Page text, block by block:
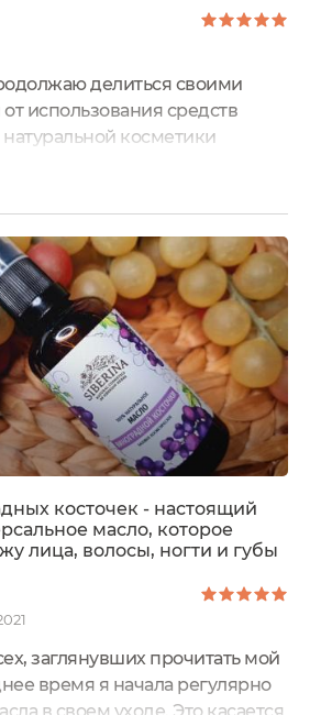
делиться своими
использования средств
косметики
арсенале благодаря подруге.
последнее время я, что
на Siberina, она решила
небольшой презент,
средств. О втором я
а пока – масло
косточек - настоящий
масло, которое
лица, волосы, ногти и губы
заглянувших прочитать мой
время я начала регулярно